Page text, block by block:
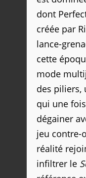
dont
créée par
lance-
cette
mode
des piliers,
qui une
dégainer
jeu contre-
réalité
infiltrer le